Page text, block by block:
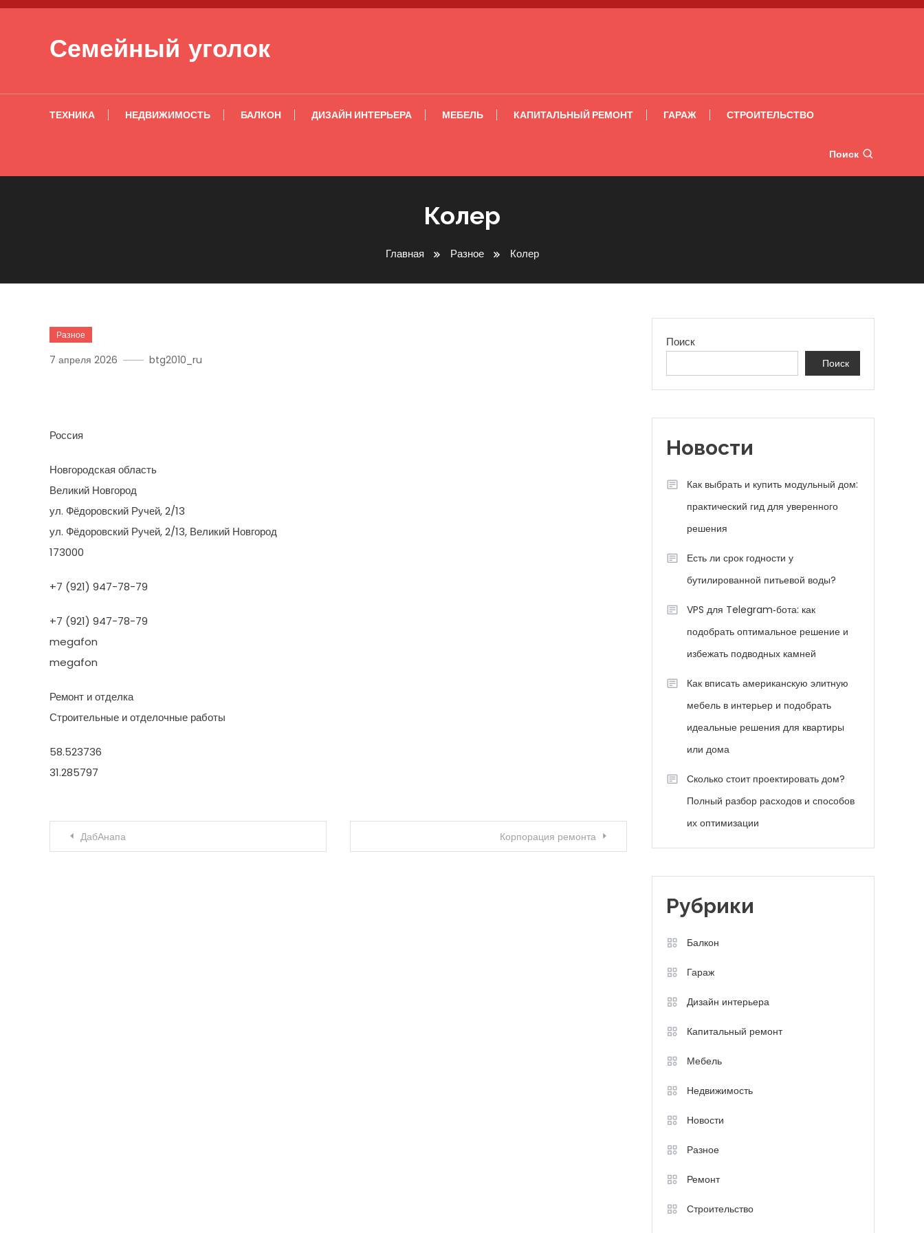
Перейти к содержимому
Семейный уголок
ТЕХНИКА НЕДВИЖИМОСТЬ БАЛКОН ДИЗАЙН ИНТЕРЬЕРА МЕБЕЛЬ КАПИТАЛЬНЫЙ РЕМОНТ ГАРАЖ СТРОИТЕЛЬСТВО
Поиск
Колер
Главная Разное Колер
Разное
7 апреля 2026 btg2010_ru
Россия
Новгородская область
Великий Новгород
ул. Фёдоровский Ручей, 2/13
ул. Фёдоровский Ручей, 2/13, Великий Новгород
173000
+7 (921) 947-78-79
+7 (921) 947-78-79
megafon
megafon
Ремонт и отделка
Строительные и отделочные работы
58.523736
31.285797
Навигация по записям
ДабАнапа Корпорация ремонта
Поиск
Поиск
Новости
Как выбрать и купить модульный дом:
практический гид для уверенного
решения
Есть ли срок годности у
бутилированной питьевой воды?
VPS для Telegram‑бота: как
подобрать оптимальное решение и
избежать подводных камней
Как вписать американскую элитную
мебель в интерьер и подобрать
идеальные решения для квартиры
или дома
Сколько стоит проектировать дом?
Полный разбор расходов и способов
их оптимизации
Рубрики
Балкон
Гараж
Дизайн интерьера
Капитальный ремонт
Мебель
Недвижимость
Новости
Разное
Ремонт
Строительство